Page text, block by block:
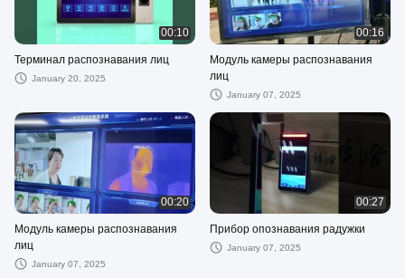
00:10
Терминал распознавания лиц
January 20, 2025
00:16
Модуль камеры распознавания
лиц
January 07, 2025
00:20
Модуль камеры распознавания
лиц
January 07, 2025
00:27
Прибор опознавания радужки
January 07, 2025